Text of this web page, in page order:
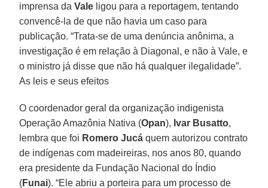
imprensa daVale ligou para a reportagem, tentando
convencê-la de que não havia um caso para
publicação. “Trata-se de uma denúncia anônima, a
investigação é em relação à Diagonal, e não à Vale, e
o ministro já disse que não há qualquer ilegalidade”.
As leis e seus efeitos
O coordenador geral da organização indigenista
Operação Amazônia Nativa (Opan), Ivar Busatto,
lembra que foi Romero Jucá quem autorizou contrato
de indígenas com madeireiras, nos anos 80, quando
era presidente da Fundação Nacional do Índio
(Funai). “Ele abriu a porteira para um processo de